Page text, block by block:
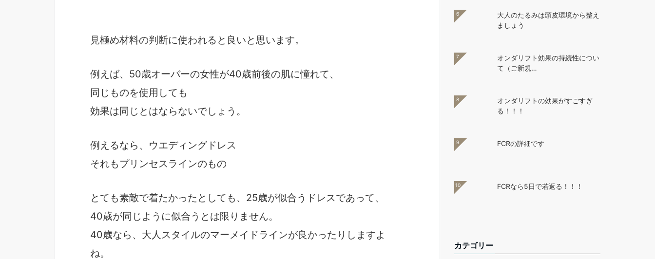
見極め材料の判断に使われると良いと思います。
例えば、50歳オーバーの女性が40歳前後の肌に憧れて、
同じものを使用しても
効果は同じとはならないでしょう。
例えるなら、ウエディングドレス
それもプリンセスラインのもの
とても素敵で着たかったとしても、25歳が似合うドレスであって、
40歳が同じように似合うとは限りません。
40歳なら、大人スタイルのマーメイドラインが良かったりしますよ
ね。
6
大人のたるみは頭皮環境から整え
ましょう
7
オンダリフト効果の持続性につい
て（ご新規…
8
オンダリフトの効果がすごすぎ
る！！！
9 FCRの詳細です
10 FCRなら5日で若返る！！！
カテゴリー